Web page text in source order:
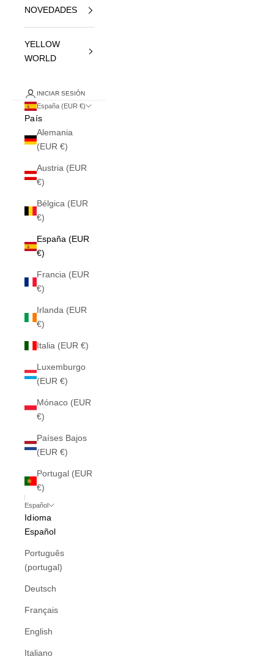
NOVEDADES
YELLOW
WORLD
INICIAR SESIÓN
España (EUR €)
País
Alemania
(EUR €)
Austria (EUR
€)
Bélgica (EUR
€)
España (EUR
€)
Francia (EUR
€)
Irlanda (EUR
€)
Italia (EUR €)
Luxemburgo
(EUR €)
Mónaco (EUR
€)
Países Bajos
(EUR €)
Portugal (EUR
€)
Español
Idioma
Español
Português
(portugal)
Deutsch
Français
English
Italiano